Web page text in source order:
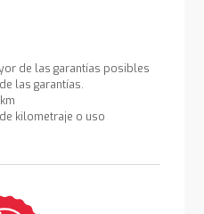
de las garantías posibles
las garantías.
kilometraje o uso